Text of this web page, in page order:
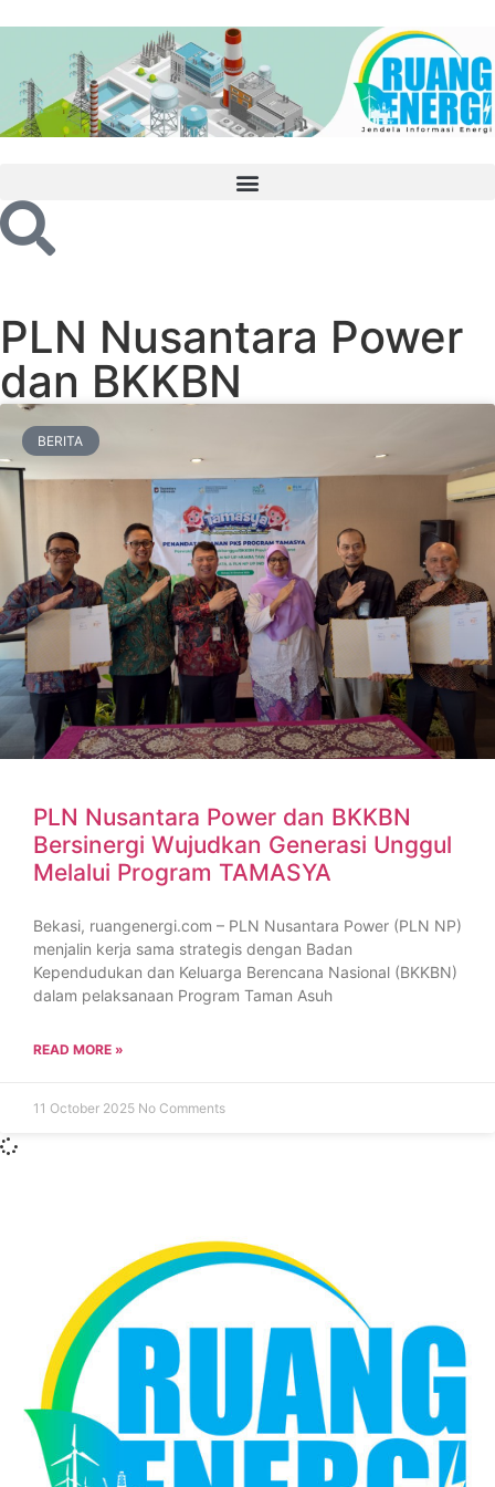
PLN Nusantara Power
dan BKKBN
BERITA
PLN Nusantara Power dan BKKBN
Bersinergi Wujudkan Generasi Unggul
Melalui Program TAMASYA
Bekasi, ruangenergi.com – PLN Nusantara Power (PLN NP)
menjalin kerja sama strategis dengan Badan
Kependudukan dan Keluarga Berencana Nasional (BKKBN)
dalam pelaksanaan Program Taman Asuh
READ MORE »
11 October 2025 No Comments